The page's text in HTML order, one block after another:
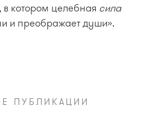
котором целебная сила
и преображает души».
ПУБЛИКАЦИИ